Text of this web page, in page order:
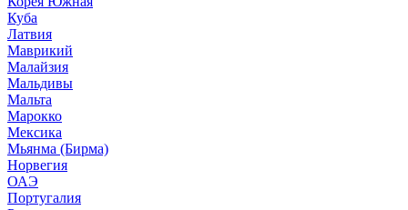
Куба
Латвия
Маврикий
Малайзия
Мальдивы
Мальта
Марокко
Мексика
Мьянма (Бирма)
Норвегия
ОАЭ
Португалия